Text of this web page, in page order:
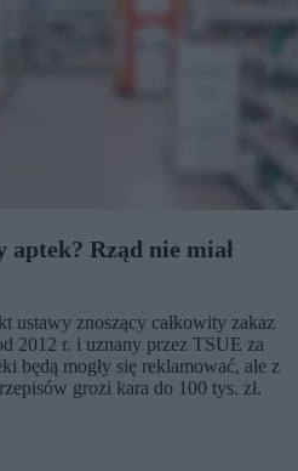
aptek? Rząd nie miał
ustawy znoszący całkowity zakaz
2012 r. i uznany przez TSUE za
będą mogły się reklamować, ale z
grozi kara do 100 tys. zł.